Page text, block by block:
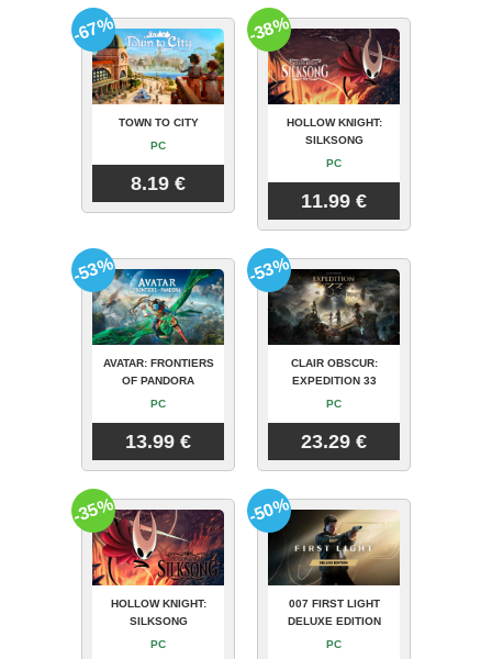
TOWN TO CITY
PC
8.19 €
-67%
HOLLOW KNIGHT:
SILKSONG
PC
11.99 €
-38%
AVATAR: FRONTIERS
OF PANDORA
PC
13.99 €
-53%
CLAIR OBSCUR:
EXPEDITION 33
PC
23.29 €
-53%
HOLLOW KNIGHT:
SILKSONG
PC
-35%
007 FIRST LIGHT
DELUXE EDITION
PC
-50%